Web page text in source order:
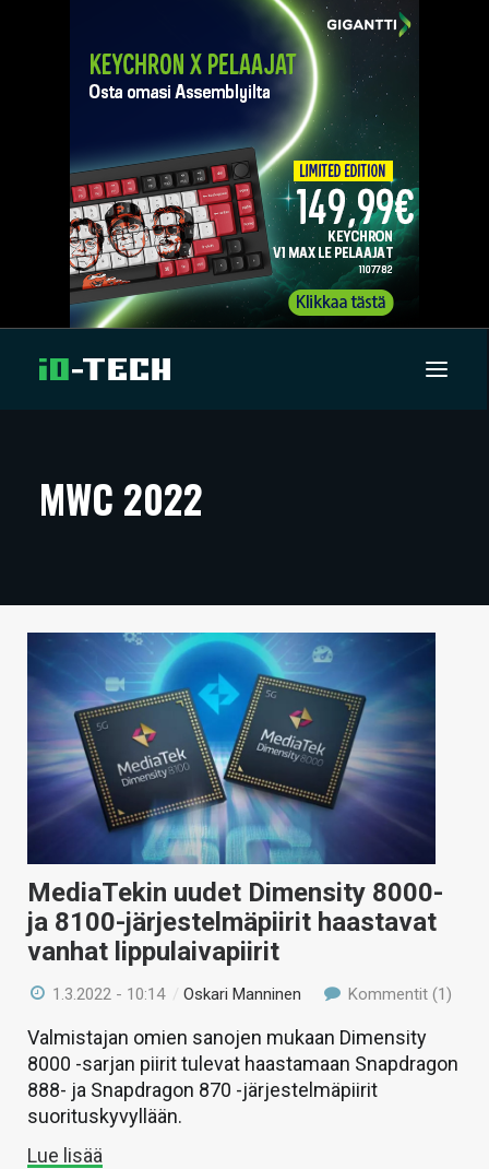
ARTIKKELIT
TECHBBS
HINTA.FI
KAUPPA
VAIHDA TEEMA
HAKU
MWC 2022
MediaTekin uudet Dimensity 8000-
ja 8100-järjestelmäpiirit haastavat
vanhat lippulaivapiirit
1.3.2022 - 10:14 /Oskari Manninen Kommentit (1)
Valmistajan omien sanojen mukaan Dimensity
8000 -sarjan piirit tulevat haastamaan Snapdragon
888- ja Snapdragon 870 -järjestelmäpiirit
suorituskyvyllään.
Lue lisää